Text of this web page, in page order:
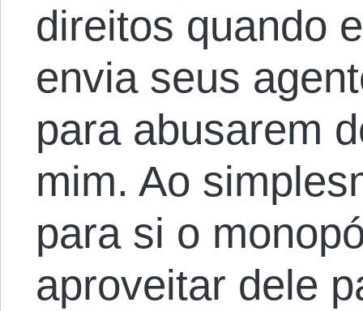
direitos quando
envia seus
para abusarem
mim. Ao
para si o
aproveitar dele